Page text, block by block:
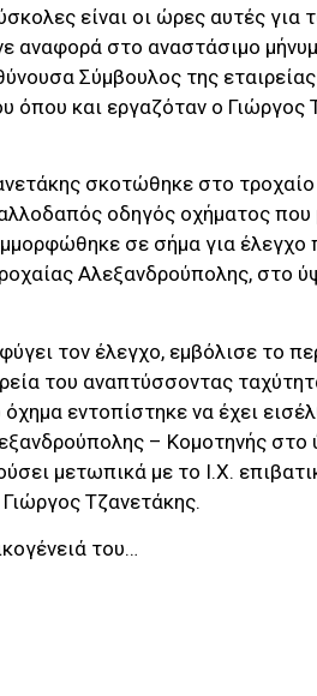
είναι οι ώρες αυτές για
αναφορά στο αναστάσιμο
Σύμβουλος της
όπου και εργαζόταν ο Γιώργος
σκοτώθηκε στο
οδηγός οχήματος που
σε σήμα για έλεγχο
Αλεξανδρούπολης, στο
τον έλεγχο, εμβόλισε το
του αναπτύσσοντας
εντοπίστηκε να έχει
– Κομοτηνής στο
μετωπικά με το Ι.Χ.
Τζανετάκης.
του…